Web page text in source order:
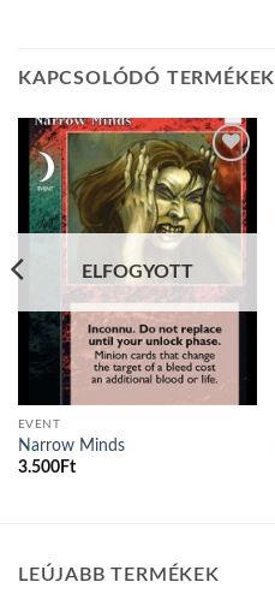
KAPCSOLÓDÓ TERMÉKEK
Add to
wishlist
ELFOGYOTT
EVENT
Narrow Minds
3.500Ft
LEÚJABB TERMÉKEK